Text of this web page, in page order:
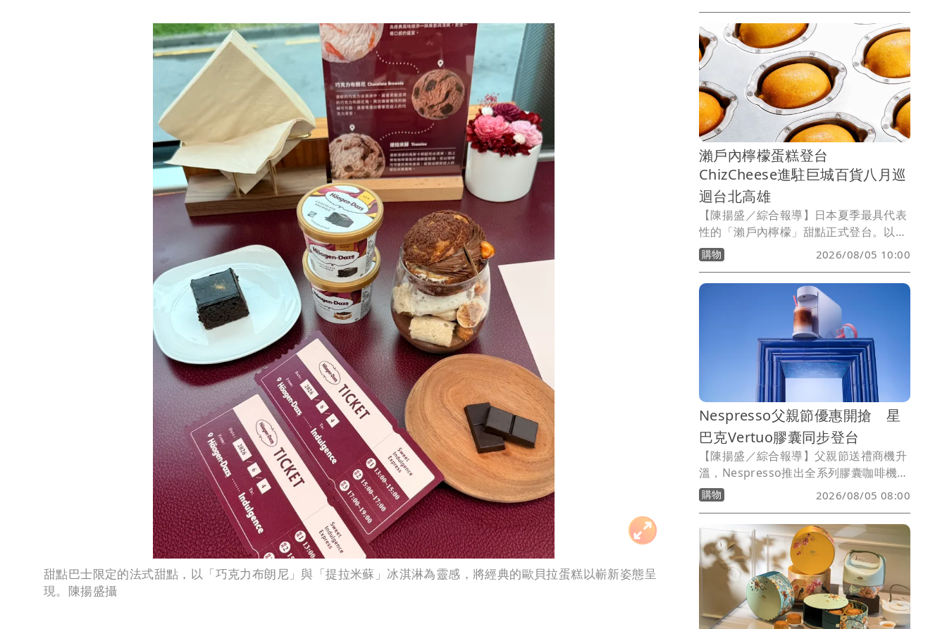
甜點巴士限定的法式甜點，以「巧克力布朗尼」與「提拉米蘇」冰淇淋為靈感，將經典的歐貝拉蛋糕以嶄新姿態呈
現。陳揚盛攝
元鐵板料理及70分鐘用餐時間，希望重新
定義平價鐵板燒市場，餐點最低278元
起。
瀨戶內檸檬蛋糕登台
ChizCheese進駐巨城百貨八月巡
迴台北高雄
【陳揚盛／綜合報導】日本夏季最具代表
性的「瀨戶內檸檬」甜點正式登台。以北
海道生乳酪蛋糕打響名號的
ChizCheese，首間百貨專櫃進駐新竹Big
City遠東巨城購物中心，同步推出全新
「瀨戶內檸檬蛋糕」，主打日本廣島縣瀨
戶內檸檬製作，並以神還原整顆檸檬的造
型吸引目光，讓消費者免飛日本也能品嚐
夏季人氣甜點。此外，品牌8月將展開台
北、高雄快閃巡迴，擴大搶攻夏季甜點市
購物 2026/08/05 10:00
Nespresso父親節優惠開搶 星
巴克Vertuo膠囊同步登台
【陳揚盛／綜合報導】父親節送禮商機升
溫，Nespresso推出全系列膠囊咖啡機限
時優惠，即日起至8/12祭出最低3300元
起優惠價，並推出多款限定咖啡機與膠囊
組合，滿足不同族群的居家咖啡需求。同
時，星巴克®Nespresso Vertuo系列咖
啡膠囊也正式在台上市，六款經典咖啡風
味首度支援VERTUO系統，讓消費者在家
即可重現熟悉的星巴克咖啡館體驗。
購物 2026/08/05 08:00